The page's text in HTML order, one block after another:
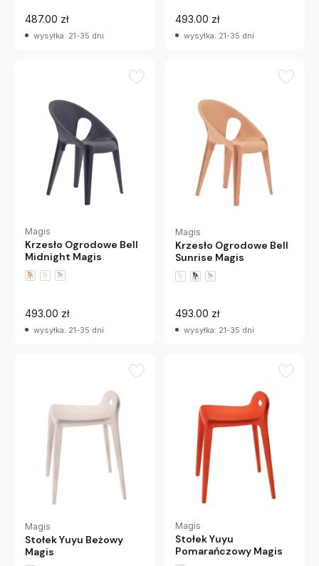
487.00 zł
wysyłka: 21-35 dni
493.00 zł
wysyłka: 21-35 dni
Magis
Krzesło Ogrodowe Bell
Midnight Magis
493.00 zł
wysyłka: 21-35 dni
Magis
Krzesło Ogrodowe Bell
Sunrise Magis
493.00 zł
wysyłka: 21-35 dni
Magis
Stołek Yuyu Beżowy
Magis
Magis
Stołek Yuyu
Pomarańczowy Magis